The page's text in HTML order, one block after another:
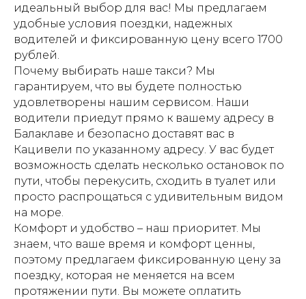
идеальный выбор для вас! Мы предлагаем
удобные условия поездки, надежных
водителей и фиксированную цену всего 1700
рублей.
Почему выбирать наше такси? Мы
гарантируем, что вы будете полностью
удовлетворены нашим сервисом. Наши
водители приедут прямо к вашему адресу в
Балаклаве и безопасно доставят вас в
Кацивели по указанному адресу. У вас будет
возможность сделать несколько остановок по
пути, чтобы перекусить, сходить в туалет или
просто распрощаться с удивительным видом
на море.
Комфорт и удобство – наш приоритет. Мы
знаем, что ваше время и комфорт ценны,
поэтому предлагаем фиксированную цену за
поездку, которая не меняется на всем
протяжении пути. Вы можете оплатить